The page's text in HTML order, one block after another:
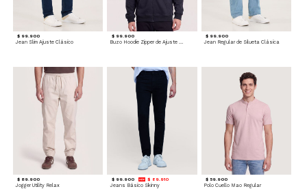
$ 99.900
Jean Slim Ajuste Clásico
$ 99.900
Buzo Hoodie Zipper de Ajuste Cómodo
$ 99.900
Jean Regular de Silueta Clásica
$ 89.900
Jogger Utility Relax
$ 99.900 $ 89.910
Jeans Básico Skinny
$ 59.900
Polo Cuello Mao Regular